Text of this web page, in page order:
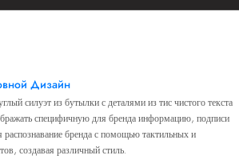
Дизайн
силуэт из бутылки с деталями из тис чистого текста
специфичную для бренда информацию, подписи
бренда с помощью тактильных и
создавая различный стиль.